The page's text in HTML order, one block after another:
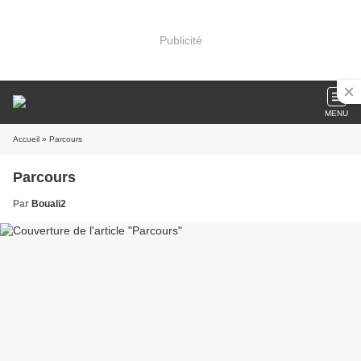
Publicité
MENU
Accueil » Parcours
Parcours
Par Bouali2